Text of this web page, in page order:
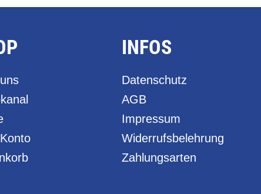
INFOS
Datenschutz
AGB
Impressum
Widerrufsbelehrung
Zahlungsarten